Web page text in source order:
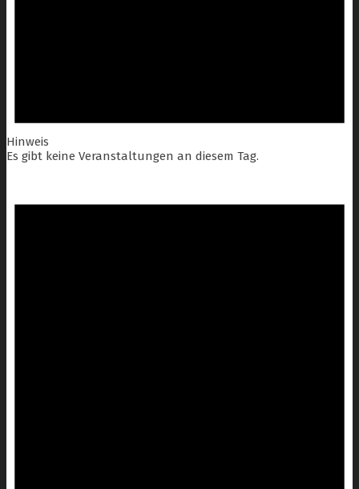
Hinweis
Es gibt keine Veranstaltungen an diesem Tag.